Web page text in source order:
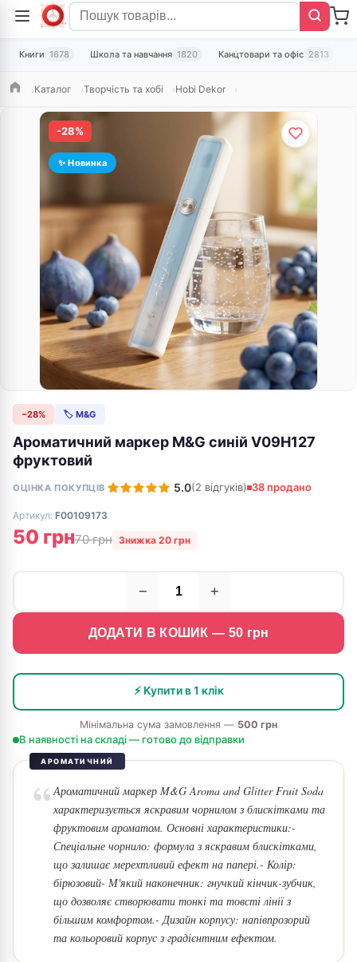
Книги 1678 Школа та навчання 1820 Канцтовари та офіс 2813
ГоловнаКаталог Творчість та хобі Hobi Dekor
-28%
✨ Новинка
−28% 🏷 M&G
Ароматичний маркер M&G синій V09H127
фруктовий
ОЦІНКА ПОКУПЦІВ 5.0(2 відгуків) 38 продано
Артикул: F00109173
50 грн70 грн Знижка 20 грн
− +
ДОДАТИ В КОШИК — 50 грн
⚡ Купити в 1 клік
Мінімальна сума замовлення — 500 грн
В наявності на складі — готово до відправки
АРОМАТИЧНИЙ
Ароматичний маркер M&G Aroma and Glitter Fruit Soda
характеризується яскравим чорнилом з блискітками та
фруктовим ароматом. Основні характеристики:-
Спеціальне чорнило: формула з яскравим блискітками,
що залишає мерехтливий ефект на папері.- Колір:
бірюзовий- М'який наконечник: гнучкий кінчик-зубчик,
що дозволяє створювати тонкі та товсті лінії з
більшим комфортом.- Дизайн корпусу: напівпрозорий
та кольоровий корпус з градієнтним ефектом.